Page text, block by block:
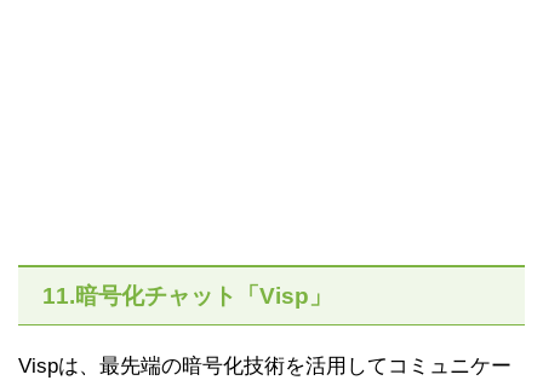
11.暗号化チャット「Visp」
Vispは、最先端の暗号化技術を活用してコミュニケー